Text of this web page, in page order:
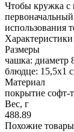
Чтобы кружка с
использования
Характеристики
Размеры
чашка: диаметр
блюдце: 15,5x1
Материал
покрытие софт-
Вес, г
488.89
Похожие товары